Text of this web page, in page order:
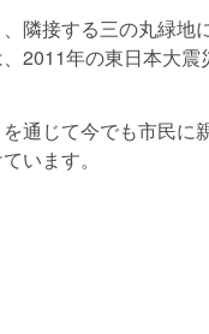
隣接する三の丸緑地
2011年の東日本大
通じて今でも市民に
います。